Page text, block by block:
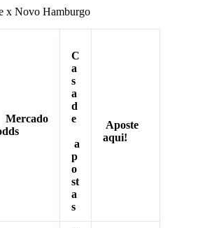
x Novo Hamburgo
C
a
s
a
d
e
a
p
o
st
a
s
Aposte
aqui!